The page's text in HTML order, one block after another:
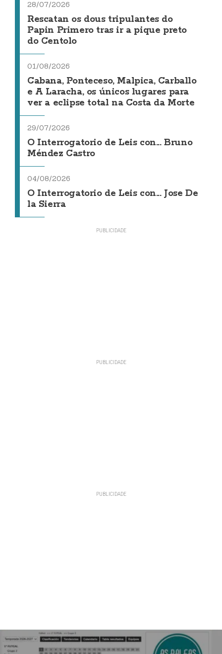
28/07/2026
Rescatan os dous tripulantes do
Papin Primero tras ir a pique preto
do Centolo
01/08/2026
Cabana, Ponteceso, Malpica, Carballo
e A Laracha, os únicos lugares para
ver a eclipse total na Costa da Morte
29/07/2026
O Interrogatorio de Leis con... Bruno
Méndez Castro
04/08/2026
O Interrogatorio de Leis con... Jose De
la Sierra